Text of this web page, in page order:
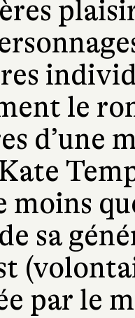
le
d’une
moins
sa
par le